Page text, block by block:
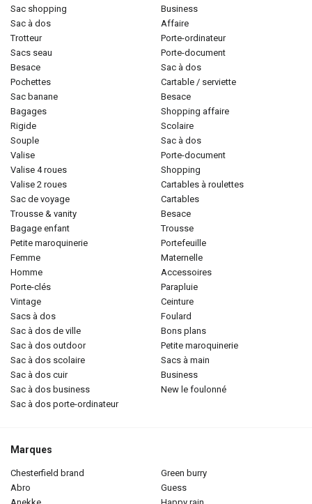
sac shopping
sac à dos
trotteur
sacs seau
besace
pochettes
sac banane
bagages
rigide
souple
valise
valise 4 roues
valise 2 roues
sac de voyage
trousse & vanity
bagage enfant
petite maroquinerie
femme
homme
porte-clés
vintage
sacs à dos
sac à dos de ville
sac à dos outdoor
sac à dos scolaire
sac à dos cuir
sac à dos business
sac à dos porte-ordinateur
business
affaire
porte-ordinateur
porte-document
sac à dos
cartable / serviette
besace
shopping affaire
scolaire
sac à dos
porte-document
shopping
cartables à roulettes
cartables
besace
trousse
portefeuille
maternelle
accessoires
parapluie
ceinture
foulard
bons plans
petite maroquinerie
sacs à main
business
new le foulonné
Marques
chesterfield brand
abro
anekke
green burry
guess
happy rain